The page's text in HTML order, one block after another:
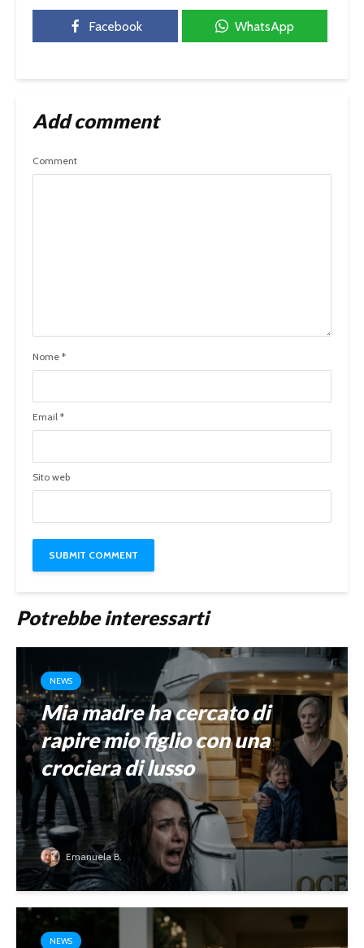
Facebook WhatsApp
Add comment
Comment
Nome *
Email *
Sito web
Potrebbe interessarti
NEWS
Mia madre ha cercato di
rapire mio figlio con una
crociera di lusso
Emanuela B.
NEWS